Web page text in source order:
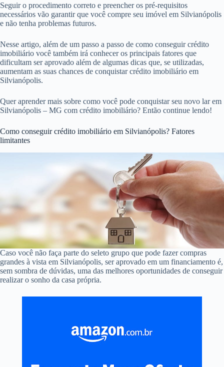
Seguir o procedimento correto e preencher os pré-requisitos
necessários vão garantir que você compre seu imóvel em Silvianópolis
e não tenha problemas futuros.
Nesse artigo, além de um passo a passo de como conseguir crédito
imobiliário você também irá conhecer os principais fatores que
dificultam ser aprovado além de algumas dicas que, se utilizadas,
aumentam as suas chances de conquistar crédito imobiliário em
Silvianópolis.
Quer aprender mais sobre como você pode conquistar seu novo lar em
Silvianópolis – MG com crédito imobiliário? Então continue lendo!
Como conseguir crédito imobiliário em Silvianópolis? Fatores
limitantes
Caso você não faça parte do seleto grupo que pode fazer compras
grandes à vista em Silvianópolis, ser aprovado em um financiamento é,
sem sombra de dúvidas, uma das melhores oportunidades de conseguir
realizar o sonho da casa própria.